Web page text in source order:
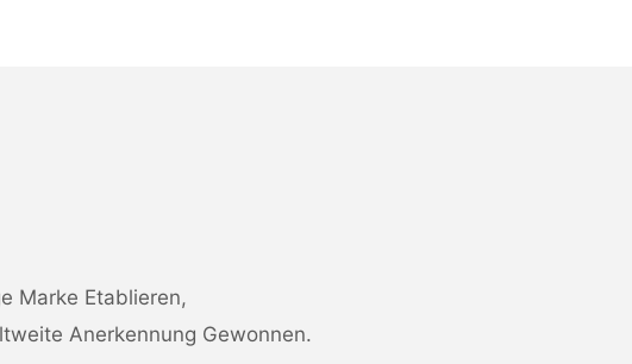
Marke Etablieren,
Anerkennung Gewonnen.